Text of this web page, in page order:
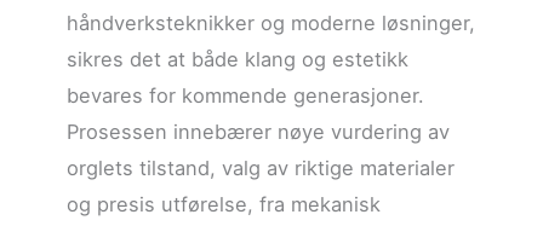
håndverksteknikker og moderne løsninger,
sikres det at både klang og estetikk
bevares for kommende generasjoner.
Prosessen innebærer nøye vurdering av
orglets tilstand, valg av riktige materialer
og presis utførelse, fra mekanisk